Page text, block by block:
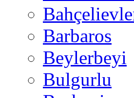
Barbaros
Beylerbeyi
Bulgurlu